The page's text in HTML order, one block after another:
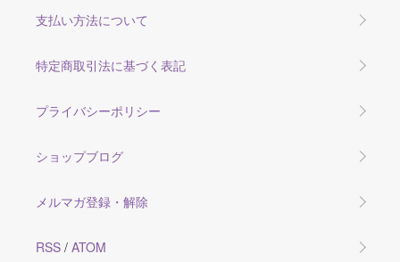
支払い方法について
特定商取引法に基づく表記
プライバシーポリシー
ショップブログ
メルマガ登録・解除
RSS / ATOM